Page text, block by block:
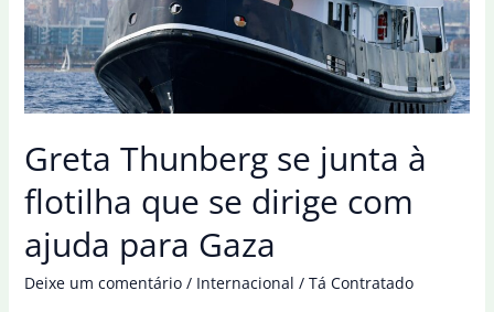
Greta Thunberg se junta à
flotilha que se dirige com
ajuda para Gaza
Deixe um comentário / Internacional / Tá Contratado